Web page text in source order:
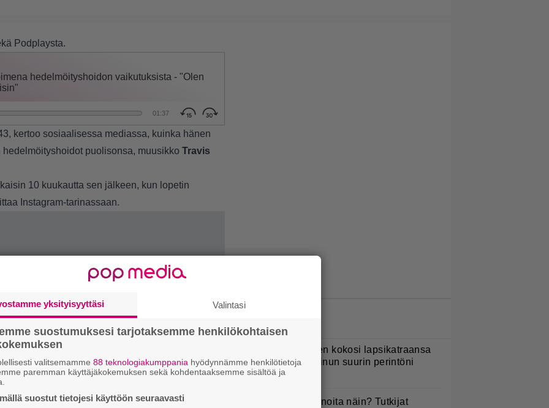
Podplaysta.
kertoo sosiaalisessa mediassa, kuinka hänen
puolisonsa, muusikko Travis
10 kuukautta sen jälkeen, kun lopetin
Instagram-tarinassaan.
Jani Sievinen kokosi lapsikatraansa
yhteen – ”Minun suurin perintöni
heille”
Syötkö perunoita näin? Tutkijat
yksityisyyttäsi Valintasi
suostumuksesi tarjotaksemme henkilökohtaisen
valitsemamme 88 teknologiakumppania hyödynnämme henkilötietoja
paremman käyttäjäkokemuksen sekä kohdentaaksemme sisältöä ja
suostut tietojesi käyttöön seuraavasti